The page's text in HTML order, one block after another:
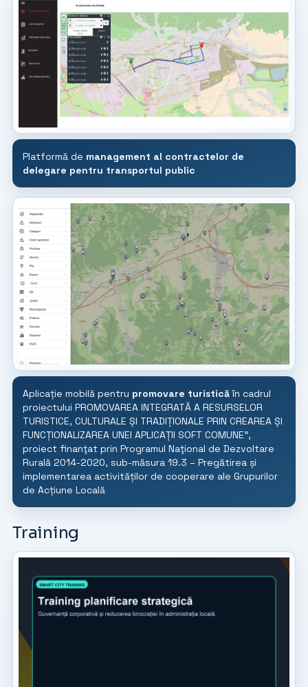
Platformă de management al contractelor de
delegare pentru transportul public
Aplicație mobilă pentru promovare turisticăîn cadrul
proiectului PROMOVAREA INTEGRATĂ A RESURSELOR
TURISTICE, CULTURALE ȘI TRADIȚIONALE PRIN CREAREA ȘI
FUNCȚIONALIZAREA UNEI APLICAȚII SOFT COMUNE”,
proiect finanţat prin Programul Naţional de Dezvoltare
Rurală 2014-2020, sub-măsura 19.3 – Pregătirea și
implementarea activităților de cooperare ale Grupurilor
de Acțiune Locală
Training